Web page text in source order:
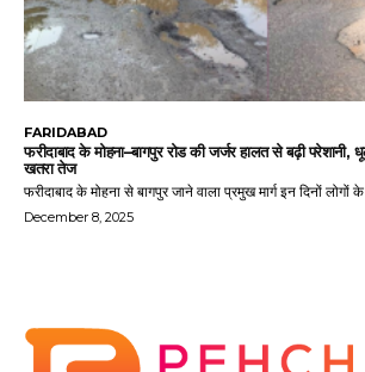
FARIDABAD
फरीदाबाद के मोहना–बागपुर रोड की जर्जर हालत से बढ़ी
खतरा तेज
फरीदाबाद के मोहना से बागपुर जाने वाला प्रमुख मार्ग इन दिनों लोगों
December 8, 2025